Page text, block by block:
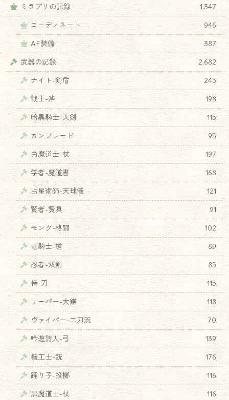
ミラプリの記録
1,347
コーディネート
946
AF装備
387
武器の記録
2,682
ナイト-剣盾
245
戦士-斧
198
暗黒騎士-大剣
115
ガンブレード
95
白魔道士-杖
197
学者-魔道書
168
占星術師-天球儀
121
賢者-賢具
91
モンク-格闘
102
竜騎士-槍
89
忍者-双剣
85
侍-刀
115
リーパー-大鎌
118
ヴァイパー-二刀流
70
吟遊詩人-弓
139
機工士-銃
176
踊り子-投擲
116
黒魔道士-杖
116